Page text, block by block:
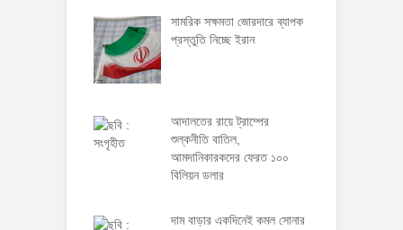
সামরিক সক্ষমতা জোরদারে ব্যাপক
প্রস্তুতি নিচ্ছে ইরান
আদালতের রায়ে ট্রাম্পের
শুল্কনীতি বাতিল,
আমদানিকারকদের ফেরত ১০০
বিলিয়ন ডলার
দাম বাড়ার একদিনেই কমল সোনার